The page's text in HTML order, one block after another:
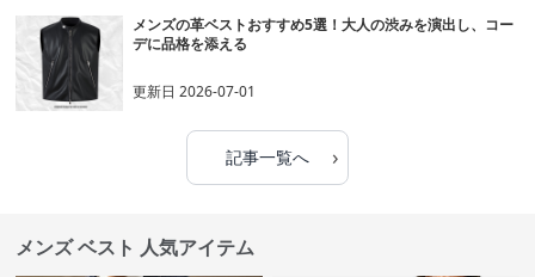
メンズの革ベストおすすめ5選！大人の渋みを演出し、コー
デに品格を添える
更新日2026-07-01
記事一覧へ ›
メンズ ベスト 人気アイテム